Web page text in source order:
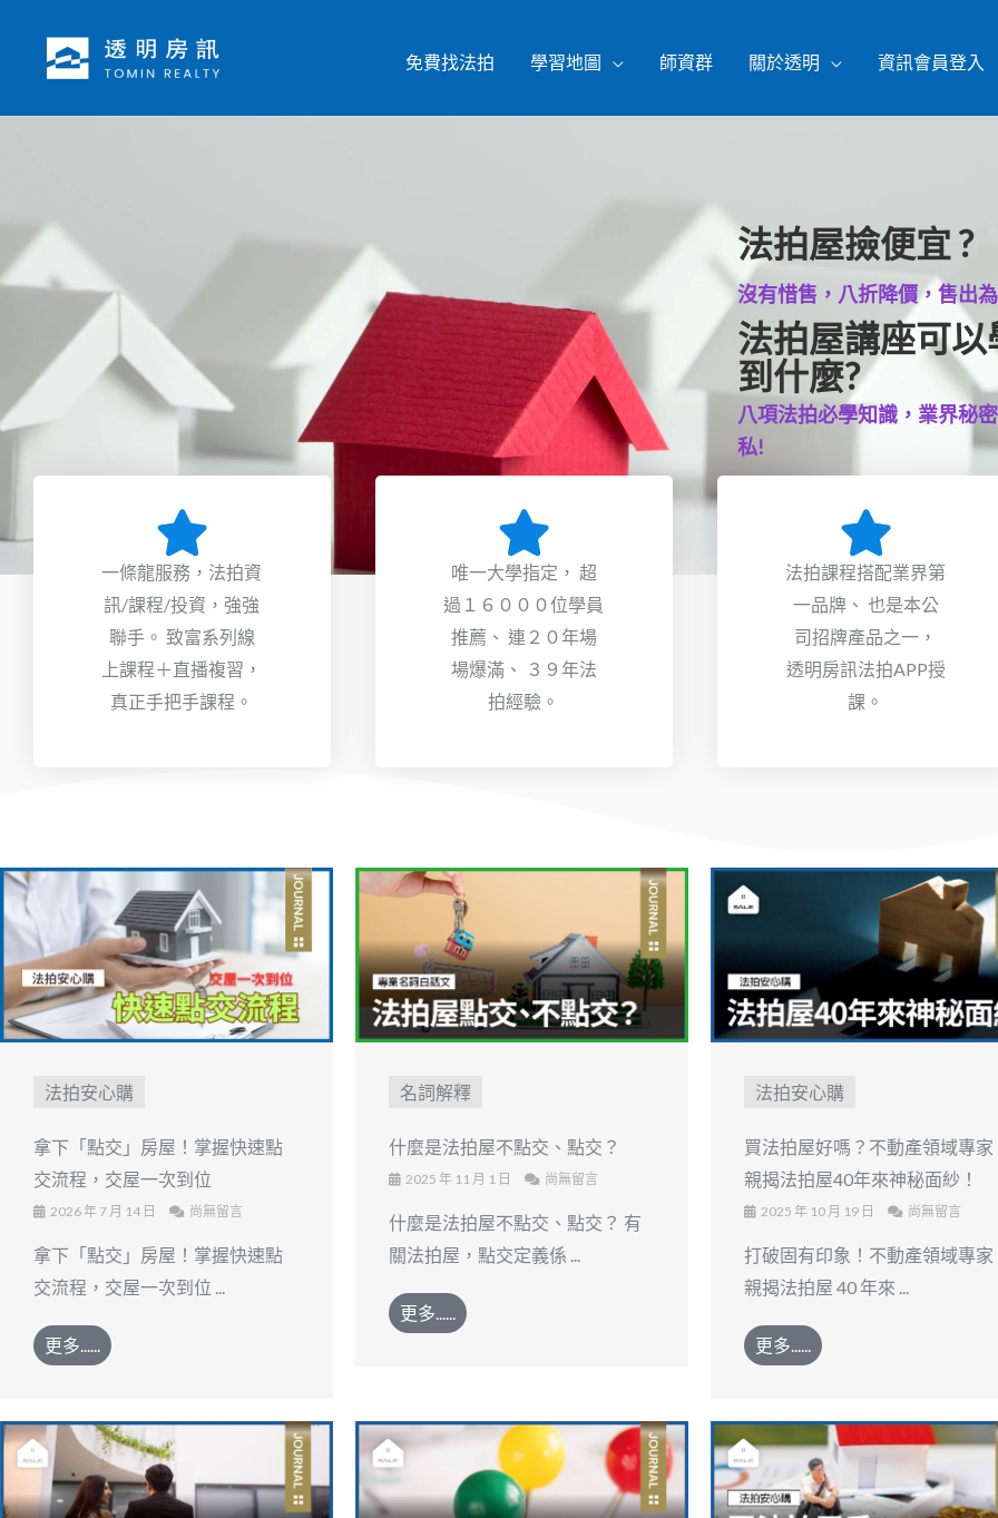
要
免費找法拍 學習地圖 師資群 關於透明 資訊會員登入
法拍屋撿便宜 ?
沒有惜售，八折降價，售出
法拍屋講座可以
到什麼?
八項法拍必學知識，業界秘
私!
一條龍服務，法拍資
訊/課程/投資，強強
聯手。 致富系列線
上課程＋直播複習，
真正手把手課程。
唯一大學指定， 超
過１６０００位學員
推薦、 連２０年場
場爆滿、 ３９年法
拍經驗。
法拍課程搭配業界第
一品牌、 也是本公
司招牌產品之一，
透明房訊法拍APP授
課。
法拍安心購
拿下「點交」房屋！掌握快速點
交流程，交屋一次到位
2026 年 7 月 14 日 尚無留言
拿下「點交」房屋！掌握快速點
交流程，交屋一次到位 ...
更多......
名詞解釋
什麼是法拍屋不點交、點交？
2025 年 11 月 1 日 尚無留言
什麼是法拍屋不點交、點交？ 有
關法拍屋，點交定義係 ...
更多......
法拍安心購
買法拍屋好嗎？不動產領域專家
親揭法拍屋40年來神秘面紗！
2025 年 10 月 19 日 尚無留言
打破固有印象！不動產領域專家
親揭法拍屋 40 年來 ...
更多......